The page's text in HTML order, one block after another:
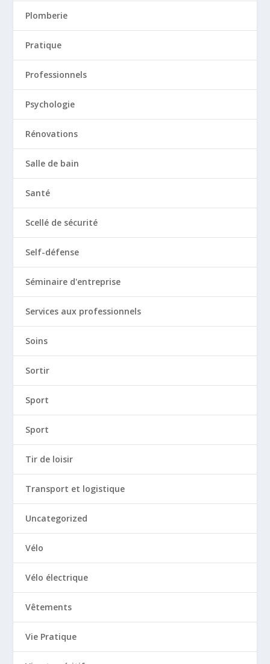
Plomberie
Pratique
Professionnels
Psychologie
Rénovations
Salle de bain
Santé
Scellé de sécurité
Self-défense
Séminaire d'entreprise
Services aux professionnels
Soins
Sortir
Sport
Sport
Tir de loisir
Transport et logistique
Uncategorized
Vélo
Vélo électrique
Vêtements
Vie Pratique